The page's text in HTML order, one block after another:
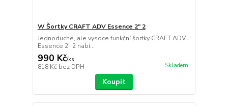
W Šortky CRAFT ADV Essence 2" 2
Jednoduché, ale vysoce funkční šortky CRAFT ADV
Essence 2" 2 nabí...
990 Kč/ks
818 Kč bez DPH Skladem
Koupit